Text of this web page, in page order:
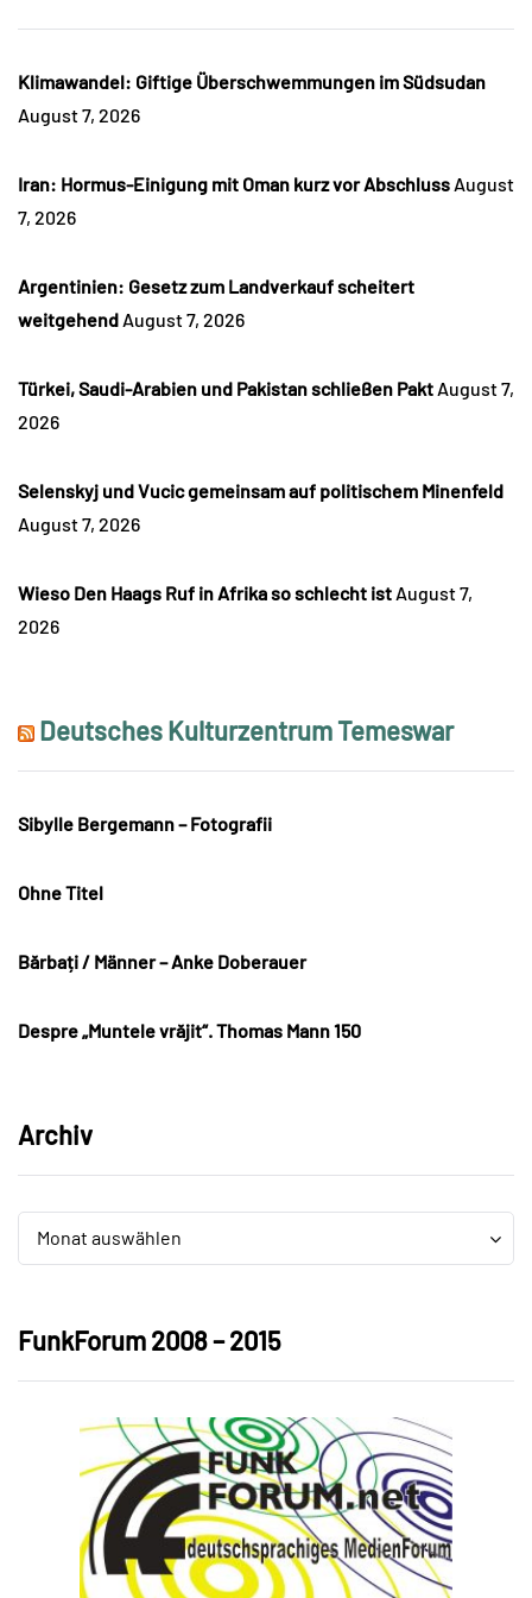
Klimawandel: Giftige Überschwemmungen im Südsudan
August 7, 2026
Iran: Hormus-Einigung mit Oman kurz vor Abschluss August
7, 2026
Argentinien: Gesetz zum Landverkauf scheitert
weitgehend August 7, 2026
Türkei, Saudi-Arabien und Pakistan schließen Pakt August 7,
2026
Selenskyj und Vucic gemeinsam auf politischem Minenfeld
August 7, 2026
Wieso Den Haags Ruf in Afrika so schlecht ist August 7,
2026
Deutsches Kulturzentrum Temeswar
Sibylle Bergemann – Fotografii
Ohne Titel
Bărbați / Männer – Anke Doberauer
Despre „Muntele vrăjit“. Thomas Mann 150
Archiv
Archiv
Monat auswählen
Archiv
FunkForum 2008 – 2015